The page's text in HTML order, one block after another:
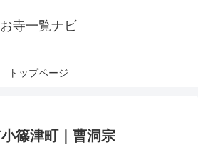
お寺一覧ナビ
トップページ
篠津町｜曹洞宗